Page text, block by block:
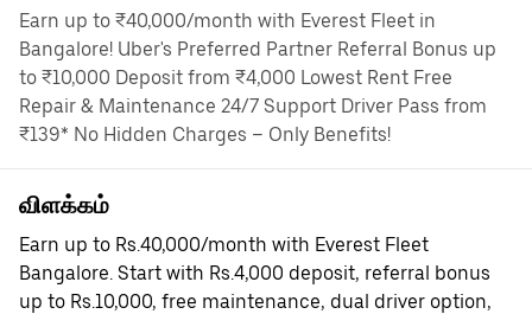
Earn up to ₹40,000/month with Everest Fleet in
Bangalore! Uber's Preferred Partner Referral Bonus up
to ₹10,000 Deposit from ₹4,000 Lowest Rent Free
Repair & Maintenance 24/7 Support Driver Pass from
₹139* No Hidden Charges – Only Benefits!
விளக்கம்
Earn up to Rs.40,000/month with Everest Fleet
Bangalore. Start with Rs.4,000 deposit, referral bonus
up to Rs.10,000, free maintenance, dual driver option,